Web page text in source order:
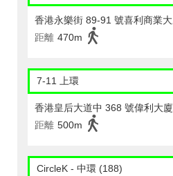
香港永樂街 89-91 號喜利商業
距離 470m
7-11 上環
香港皇后大道中 368 號偉利大
距離 500m
CircleK - 中環 (188)